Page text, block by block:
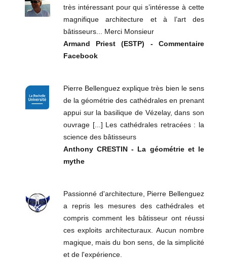
très intéressant pour qui s’intéresse à cette
magnifique architecture et à l’art des
bâtisseurs... Merci Monsieur
Armand Priest (ESTP) - Commentaire
Facebook
Pierre Bellenguez explique très bien le sens
de la géométrie des cathédrales en prenant
appui sur la basilique de Vézelay, dans son
ouvrage [...] Les cathédrales retracées : la
science des bâtisseurs
Anthony CRESTIN - La géométrie et le
mythe
Passionné d'architecture, Pierre Bellenguez
a repris les mesures des cathédrales et
compris comment les bâtisseur ont réussi
ces exploits architecturaux. Aucun nombre
magique, mais du bon sens, de la simplicité
et de l'expérience.